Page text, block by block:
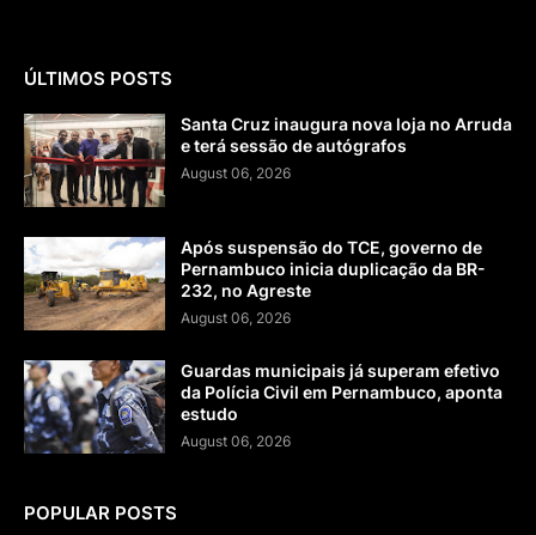
ÚLTIMOS POSTS
Santa Cruz inaugura nova loja no Arruda
e terá sessão de autógrafos
August 06, 2026
Após suspensão do TCE, governo de
Pernambuco inicia duplicação da BR-
232, no Agreste
August 06, 2026
Guardas municipais já superam efetivo
da Polícia Civil em Pernambuco, aponta
estudo
August 06, 2026
POPULAR POSTS